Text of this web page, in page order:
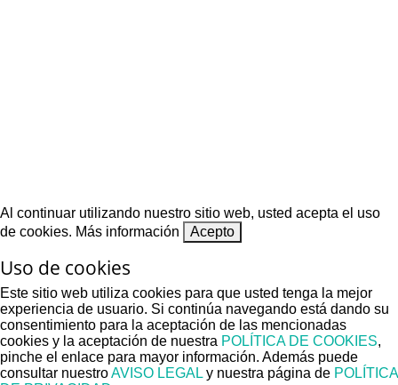
Al continuar utilizando nuestro sitio web, usted acepta el uso
de cookies. Más información Acepto
Uso de cookies
Este sitio web utiliza cookies para que usted tenga la mejor
experiencia de usuario. Si continúa navegando está dando su
consentimiento para la aceptación de las mencionadas
cookies y la aceptación de nuestra POLÍTICA DE COOKIES,
pinche el enlace para mayor información. Además puede
consultar nuestroAVISO LEGAL y nuestra página de POLÍTICA